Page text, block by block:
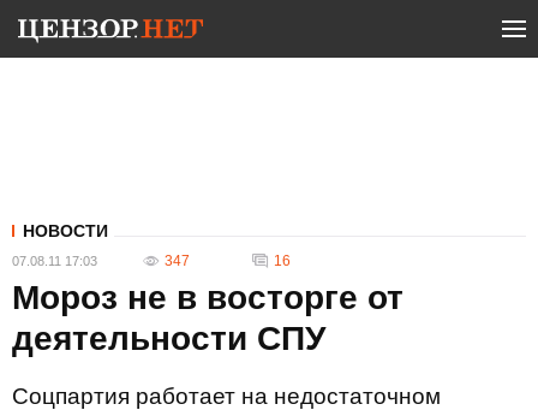
НОВОСТИ
07.08.11 17:03 347 16
Мороз не в восторге от
деятельности СПУ
Соцпартия работает на недостаточном